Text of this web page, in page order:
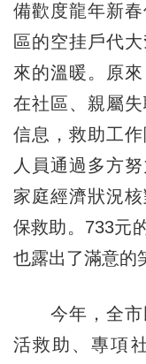
備歡度龍年新
區的空挂戶代
來的溫暖。原
在社區、親屬
信息，救助工
人員通過多方
家庭經濟狀況
保救助。733元
也露出了滿意的
今年，全市
活救助、專項